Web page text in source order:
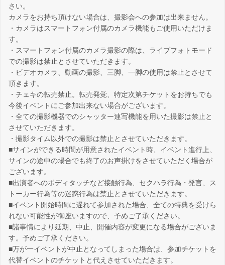
さい。
カメラをお持ち頂けない場合は、撮影会への参加は出来ません。
・カメラはスマートフォン付属のカメラ機能もご使用いただけま
す。
・スマートフォン付属のカメラ撮影の際は、ライブフォトモード
での撮影は禁止とさせていただきます。
・ビデオカメラ、動画の撮影、三脚、一脚の使用は禁止とさせて
頂きます。
・チェキの転売禁止。転売発覚、特定次第チケットをお持ちでも
今後イベントにご参加出来ない場合がございます。
・全ての撮影機器でのシャッター連写機能を用いた撮影は禁止と
させていただきます。
・撮影タイム以外での撮影は禁止とさせていただきます。
■サインができる時間が用意されたイベント時、イベント進行上、
サインの途中の場合でも終了のお声掛けをさせていただく場合が
ございます。
■出演者へのボディタッチなど接触行為、セクハラ行為・発言、ス
トーカー行為等の迷惑行為は禁止とさせていただきます。
■イベント開始時間に遅れて参加された場合、全ての特典を受けら
れない可能性が御座いますので、予めご了承ください。
■諸事情により延期、中止、開催内容が変更になる場合がございま
す。予めご了承ください。
■万が一イベントが中止となってしまった場合は、参加チケットを
代替イベントのチケットと代えさせていただきます。